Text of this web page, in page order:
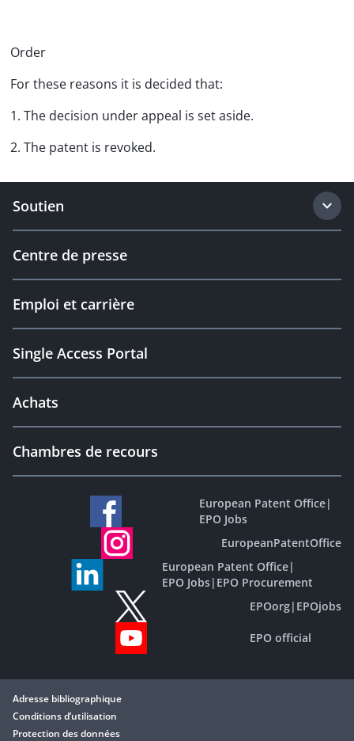
Order
For these reasons it is decided that:
1. The decision under appeal is set aside.
2. The patent is revoked.
Soutien
Centre de presse
Emploi et carrière
Single Access Portal
Achats
Chambres de recours
European Patent Office|
EPO Jobs
EuropeanPatentOffice
European Patent Office|
EPO Jobs| EPO Procurement
EPOorg| EPOjobs
EPO official
Adresse bibliographique
Conditions d’utilisation
Protection des données